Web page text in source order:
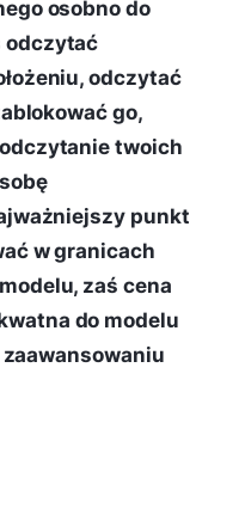
osobno do
odczytać
odczytać
go,
twoich
punkt
w granicach
zaś cena
do modelu